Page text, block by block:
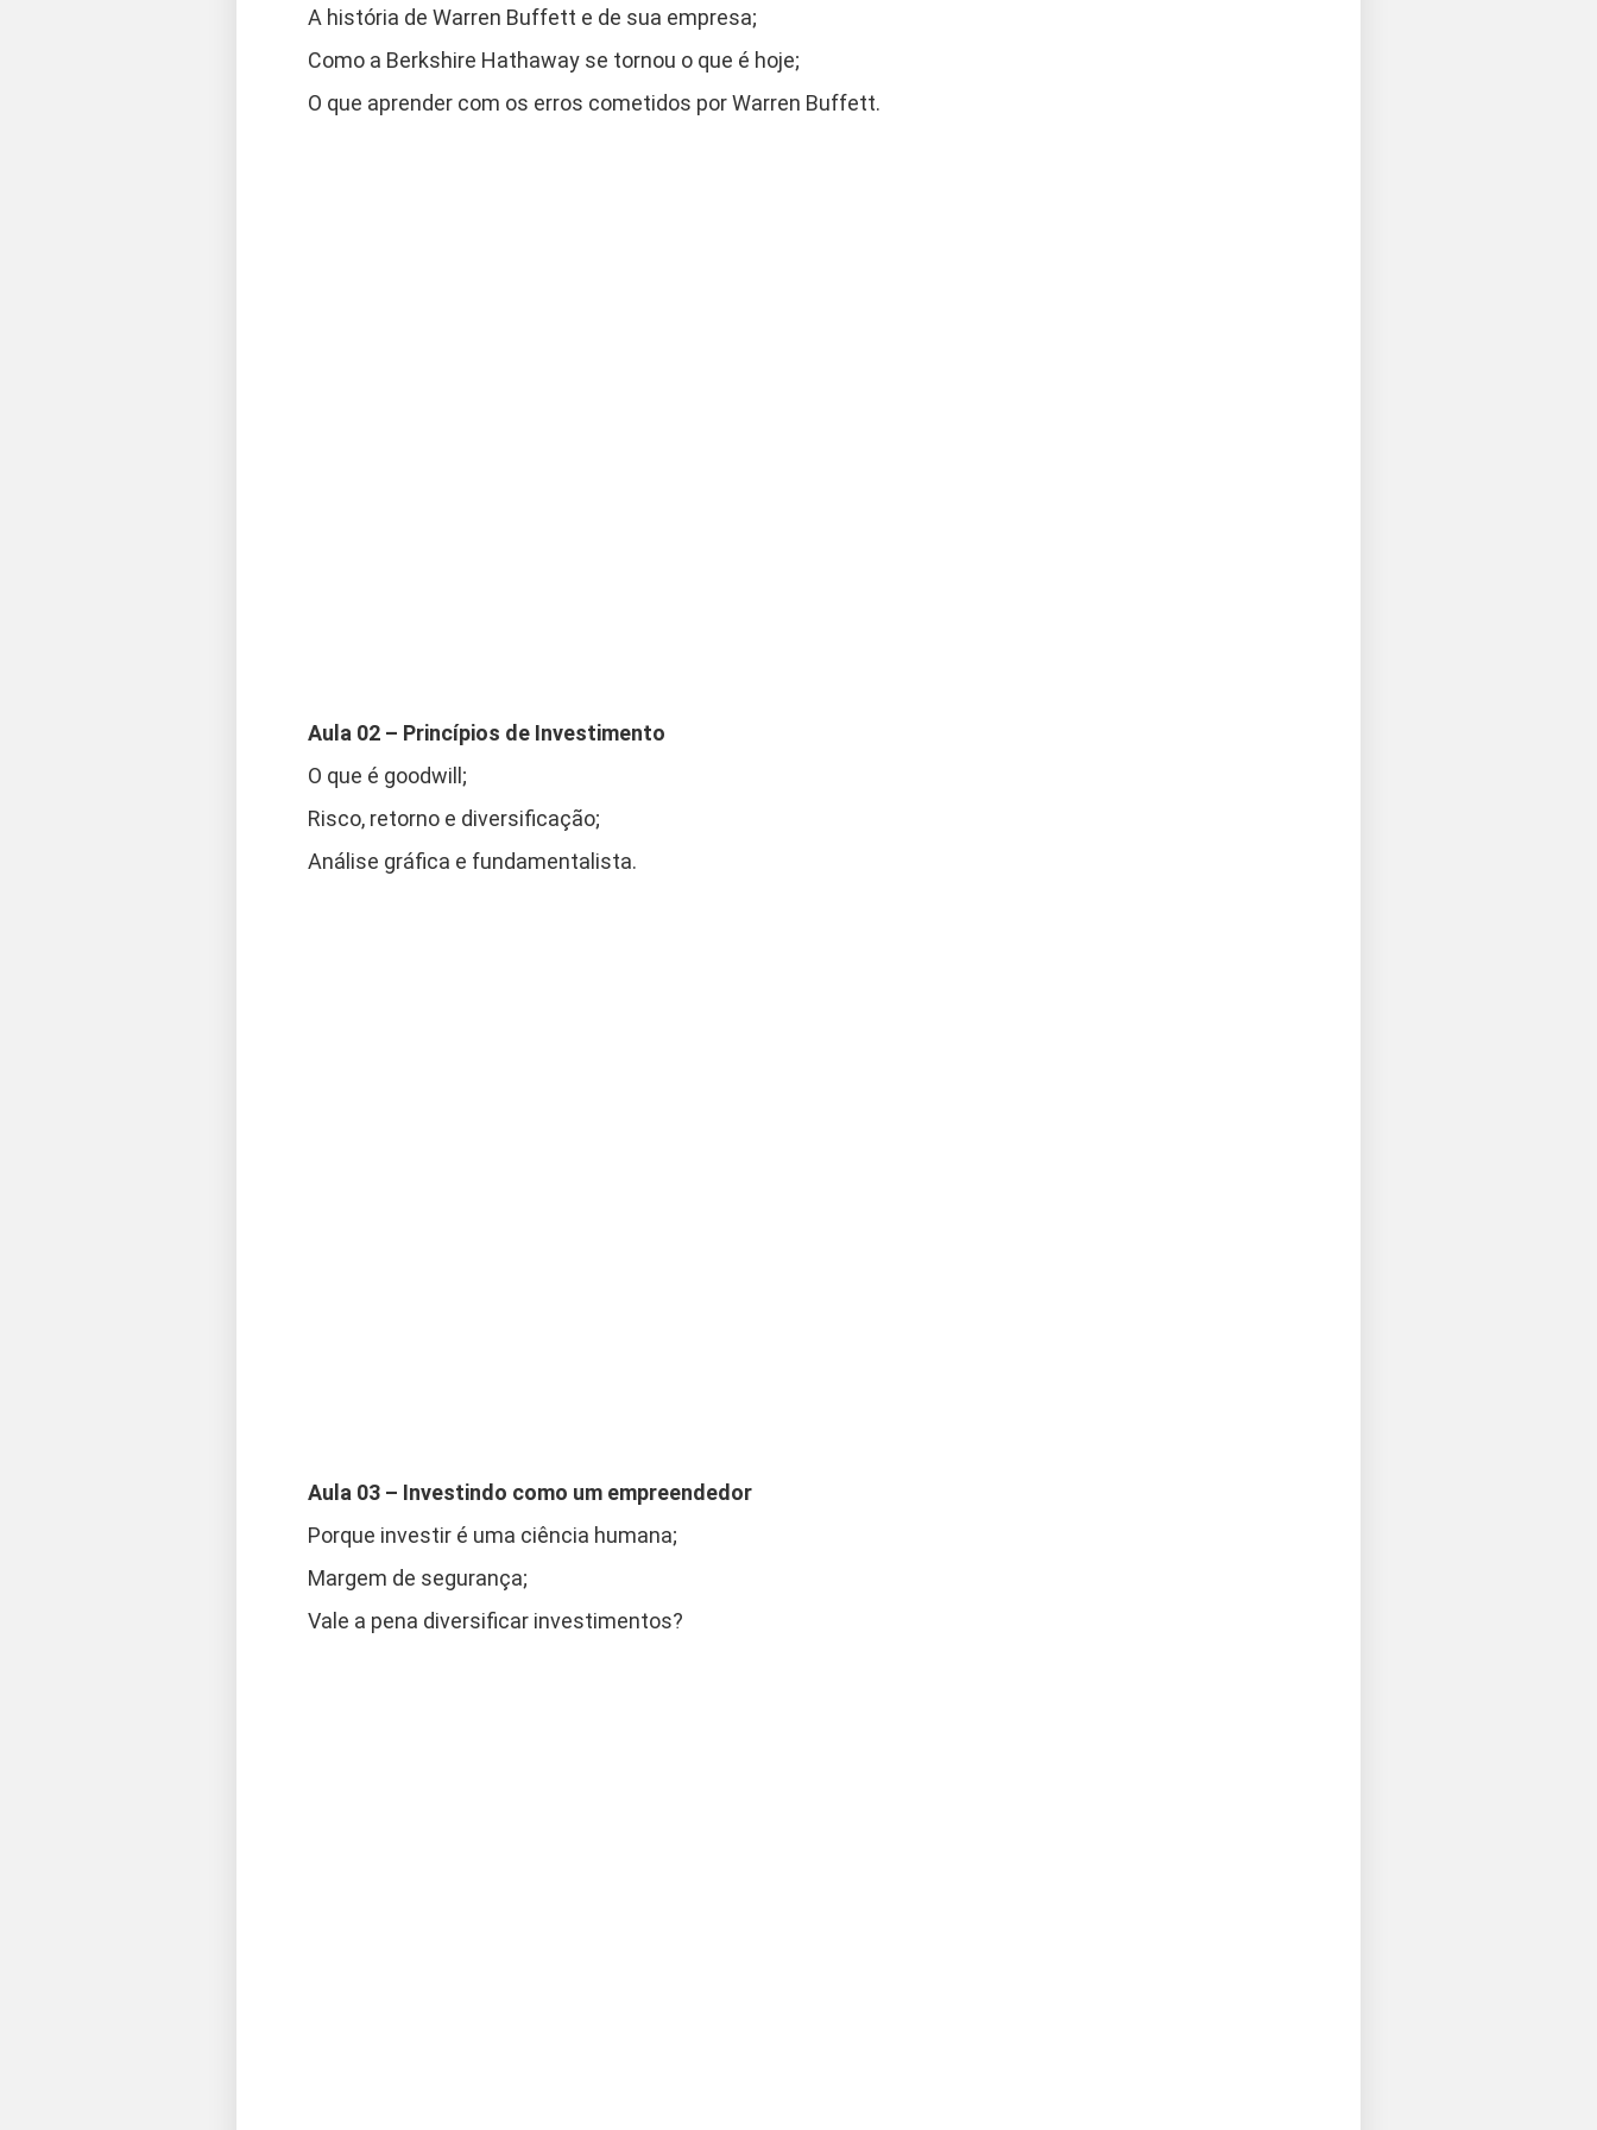
A história de Warren Buffett e de sua empresa;
Como a Berkshire Hathaway se tornou o que é hoje;
O que aprender com os erros cometidos por Warren Buffett.
Aula 02 – Princípios de Investimento
O que é goodwill;
Risco, retorno e diversificação;
Análise gráfica e fundamentalista.
Aula 03 – Investindo como um empreendedor
Porque investir é uma ciência humana;
Margem de segurança;
Vale a pena diversificar investimentos?